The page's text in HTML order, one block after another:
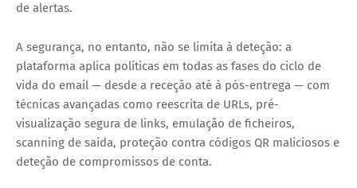
de alertas.
A segurança, no entanto, não se limita à deteção: a
plataforma aplica políticas em todas as fases do ciclo de
vida do email — desde a receção até à pós-entrega — com
técnicas avançadas como reescrita de URLs, pré-
visualização segura de links, emulação de ficheiros,
scanning de saída, proteção contra códigos QR maliciosos e
deteção de compromissos de conta.